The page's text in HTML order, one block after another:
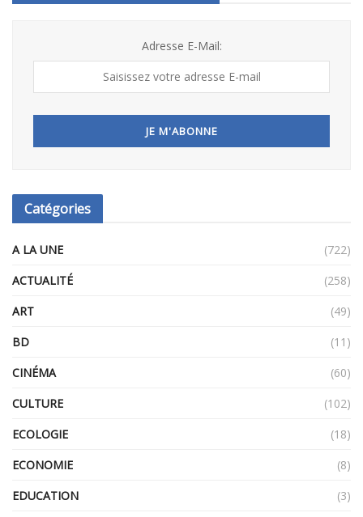
Adresse E-Mail:
Catégories
A LA UNE
(722)
ACTUALITÉ
(258)
ART
(49)
BD
(11)
CINÉMA
(60)
CULTURE
(102)
ECOLOGIE
(18)
ECONOMIE
(8)
EDUCATION
(3)